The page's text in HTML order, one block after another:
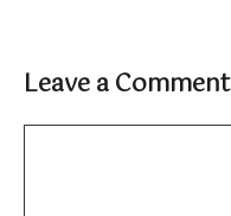
Leave a Comment
Comment